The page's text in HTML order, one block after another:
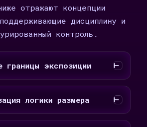
отражают концепции
дисциплину и
контроль.
границы экспозиции
логики размера